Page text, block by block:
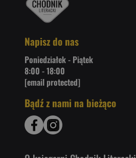
Napisz do nas
Poniedziałek - Piątek
8:00 - 18:00
[email protected]
Bądź z nami na bieżąco